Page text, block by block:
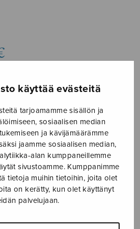
käyttää evästeitä
tarjoamamme sisällön ja
sosiaalisen median
ja kävijämäärämme
jaamme sosiaalisen median,
alan kumppaneillemme
sivustoamme. Kumppanimme
tietoja muihin tietoihin, joita olet
on kerätty, kun olet käyttänyt
palvelujaan.
6,50€